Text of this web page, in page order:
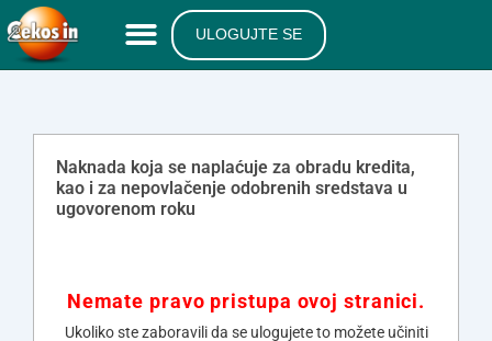
ULOGUJTE SE
Naknada koja se naplaćuje za obradu kredita,
kao i za nepovlačenje odobrenih sredstava u
ugovorenom roku
Nemate pravo pristupa ovoj stranici.
Ukoliko ste zaboravili da se ulogujete to možete učiniti